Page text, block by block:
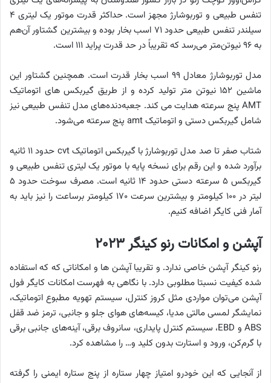
تنفس طبیعی و توربوشارژ مجهز است. حداکثر قدرت موتور یک لیتری ۴
سیلندر تنفس طبیعی حدود ۷۱ اسب بخار بوده و بیشترین گشتاور آن‌هم
به ۹۶ نیوتن‌متر می‌رسد که تقریباً در حد قدرت پراید ۱۱۱ است.
مدل توربوشارژ معادل ۹۹ اسب بخار قدرت است. همچنین گشتاور این
ماشین ۱۵۲ نیوتن متر تولید کرده و از طریق گیربکس های اتوماتیک
AMT پنج سرعته هدایت می کند. جعبه‌دنده‌های مدل تنفس طبیعی نیز
شامل گیربکس دستی و اتوماتیک amt پنج سرعته می‌شود.
شتاب صفر تا صد مدل توربوشارژ با گیربکس اتوماتیک cvt حدود ۱۱ ثانیه
برآورد شده و این رقم برای نسخه پایه با موتور یک لیتری تنفس طبیعی و
گیربکس ۵ سرعته دستی حدود ۱۴ ثانیه است. مصرف سوخت حدود ۵
لیتر در ۱۰۰ کیلومتر و بیشترین سرعت ۱۷۰ کیلومتر برساعت را نیز باید به
آمار فنی کایگر اضافه کنیم.
آپشن‌ و امکانات رنو کینگر ۲۰۲۳
رنو کینگر آپشن خاصی ندارد. و تقریبا آپشن ها و امکاناتی که که استفاده
شده کیفیت نسبتا مطلوبی دارد. با نگاهی به فهرست امکانات کایگر فول
آپشن می‌توان مواردی مثل کروز کنترل، سیستم تهویه مطبوع اتوماتیک،
نمایشگر لمسی مالتی مدیا، کیسه‌های هوای جلو و جانبی، ترمز ضد قفل
ABS و EBD، سیستم کنترل پایداری، سانروف برقی، آینه‌های جانبی برقی
با گرم‌کن، ورود و استارت بدون کلید و… را مشاهده کرد.
از آنجایی که این خودرو امتیاز چهار ستاره از پنج ستاره ایمنی را گرفته